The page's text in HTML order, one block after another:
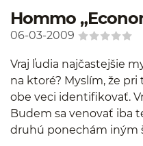
Hommo
06-03-2009
Vraj ľudia najčastejšie
na ktoré? Myslím, že
obe veci identifikovať.
Budem sa venovať iba
druhú ponechám iným